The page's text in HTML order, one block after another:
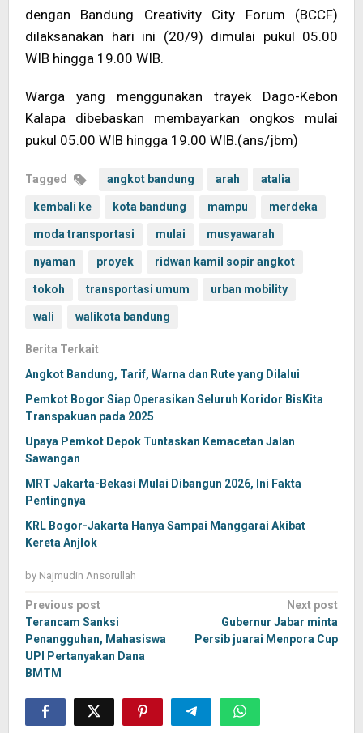
dengan Bandung Creativity City Forum (BCCF)
dilaksanakan hari ini (20/9) dimulai pukul 05.00
WIB hingga 19.00 WIB.
Warga yang menggunakan trayek Dago-Kebon
Kalapa dibebaskan membayarkan ongkos mulai
pukul 05.00 WIB hingga 19.00 WIB.(ans/jbm)
Tagged angkot bandung arah atalia
kembali ke kota bandung mampu merdeka
moda transportasi mulai musyawarah
nyaman proyek ridwan kamil sopir angkot
tokoh transportasi umum urban mobility
wali walikota bandung
Berita Terkait
Angkot Bandung, Tarif, Warna dan Rute yang Dilalui
Pemkot Bogor Siap Operasikan Seluruh Koridor BisKita
Transpakuan pada 2025
Upaya Pemkot Depok Tuntaskan Kemacetan Jalan
Sawangan
MRT Jakarta-Bekasi Mulai Dibangun 2026, Ini Fakta
Pentingnya
KRL Bogor-Jakarta Hanya Sampai Manggarai Akibat
Kereta Anjlok
by Najmudin Ansorullah
Post
navigation
Previous post
Terancam Sanksi
Penangguhan, Mahasiswa
UPI Pertanyakan Dana
BMTM
Next post
Gubernur Jabar minta
Persib juarai Menpora Cup